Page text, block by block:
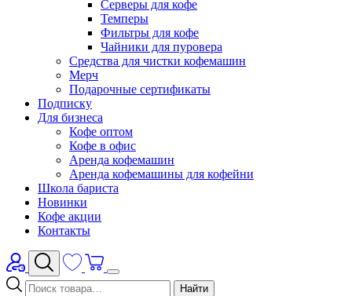
Серверы для кофе
Темперы
Фильтры для кофе
Чайники для пуровера
Средства для чистки кофемашин
Мерч
Подарочные сертификаты
Подписку
Для бизнеса
Кофе оптом
Кофе в офис
Аренда кофемашин
Аренда кофемашины для кофейни
Школа бариста
Новинки
Кофе акции
Контакты
Найти